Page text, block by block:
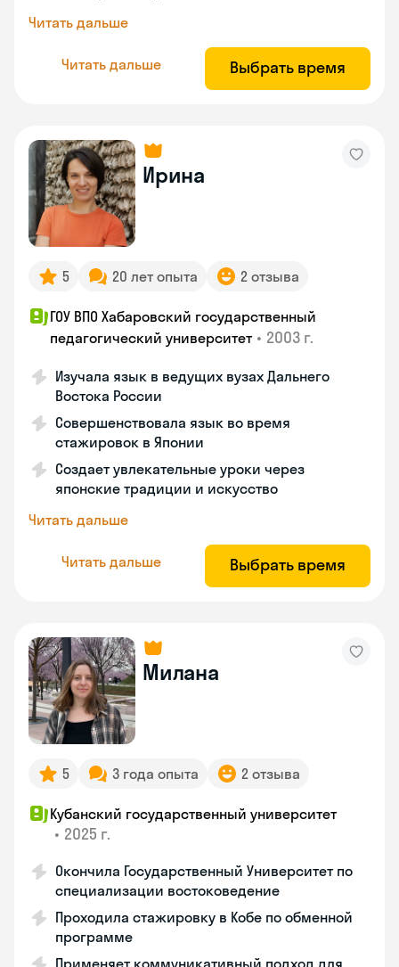
Читать дальше
Читать дальше Выбрать время
Ирина
5 20 лет опыта 2 отзыва
ГОУ ВПО Хабаровский государственный
педагогический университет • 2003 г.
Изучала язык в ведущих вузах Дальнего
Востока России
Совершенствовала язык во время
стажировок в Японии
Создает увлекательные уроки через
японские традиции и искусство
Читать дальше
Читать дальше Выбрать время
Милана
5 3 года опыта 2 отзыва
Кубанский государственный университет
• 2025 г.
Окончила Государственный Университет по
специализации востоковедение
Проходила стажировку в Кобе по обменной
программе
Применяет коммуникативный подход для